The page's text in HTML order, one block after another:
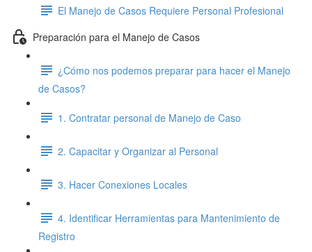
El Manejo de Casos Requiere Personal Profesional
Preparación para el Manejo de Casos
¿Cómo nos podemos preparar para hacer el Manejo
de Casos?
1. Contratar personal de Manejo de Caso
2. Capacitar y Organizar al Personal
3. Hacer Conexiones Locales
4. Identificar Herramientas para Mantenimiento de
Registro